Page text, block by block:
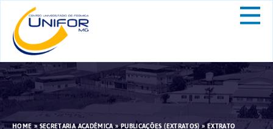
HOME»SECRETARIA ACADÊMICA»PUBLICAÇÕES (EXTRATOS)»EXTRATO